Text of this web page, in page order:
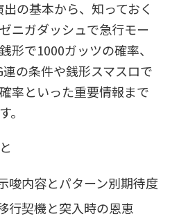
の基本から、知っておく
ニガダッシュで急行モー
形で1000ガッツの確率、
の条件や銭形スマスロで
率といった重要情報まで
。
唆内容とパターン別期待度
行契機と突入時の恩恵